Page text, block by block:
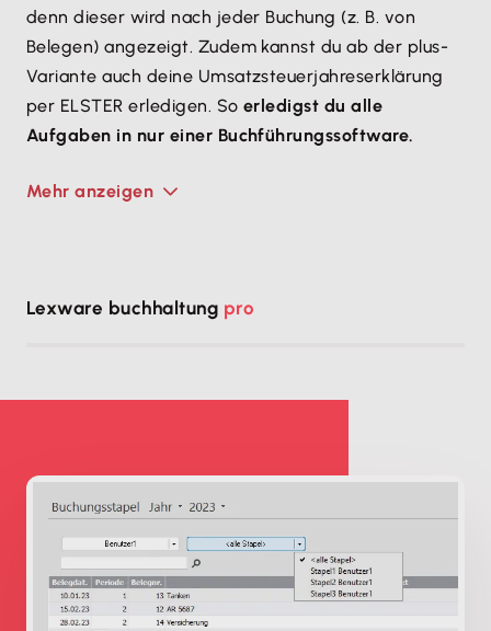
denn dieser wird nach jeder Buchung (z. B. von
Belegen) angezeigt. Zudem kannst du ab der plus-
Variante auch deine Umsatzsteuerjahreserklärung
per ELSTER erledigen. So erledigst du alle
Aufgaben in nur einer Buchführungssoftware.
Mehr anzeigen
Lexware buchhaltung pro